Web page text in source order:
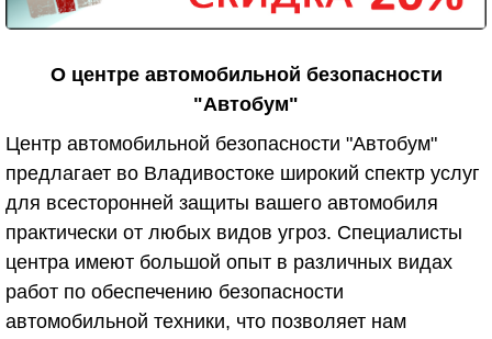
О центре автомобильной безопасности
"Автобум"
Центр автомобильной безопасности "Автобум"
предлагает во Владивостоке широкий спектр услуг
для всесторонней защиты вашего автомобиля
практически от любых видов угроз. Специалисты
центра имеют большой опыт в различных видах
работ по обеспечению безопасности
автомобильной техники, что позволяет нам